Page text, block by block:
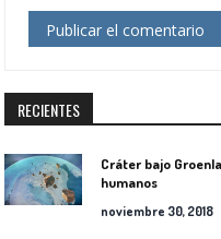
RECIENTES
Cráter bajo
humanos
noviembre 30, 2018